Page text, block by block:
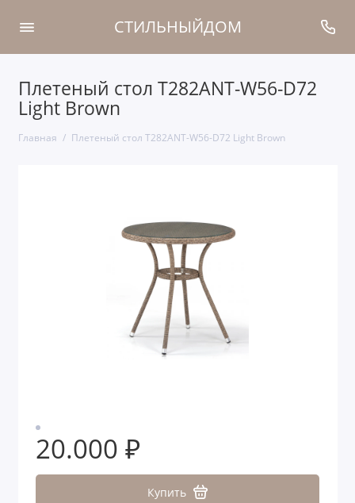
СТИЛЬНЫЙДОМ
Плетеный стол T282ANT-W56-D72
Light Brown
Главная Плетеный стол T282ANT-W56-D72 Light Brown
20.000 ₽
Купить